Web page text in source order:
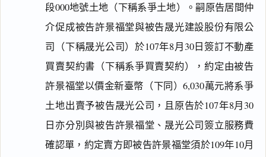
段000地號土地（下稱系爭土地）。嗣原告居間仲
介促成被告許景福堂與被告晟光建設股份有限公
司（下稱晟光公司）於107年8月30日簽訂不動產
買賣契約書（下稱系爭買賣契約），約定由被告
許景福堂以價金新臺幣（下同）6,030萬元將系爭
土地出賣予被告晟光公司，且原告於107年8月30
日亦分別與被告許景福堂、晟光公司簽立服務費
確認單，約定賣方即被告許景福堂須於109年10月